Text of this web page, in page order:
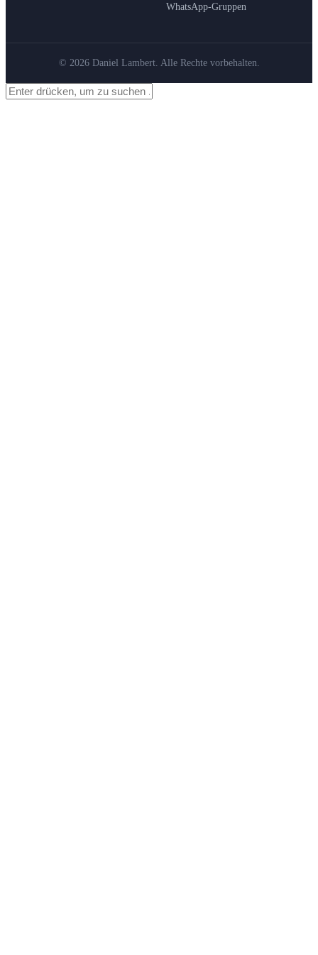
WhatsApp-Gruppen
© 2026 Daniel Lambert. Alle Rechte vorbehalten.